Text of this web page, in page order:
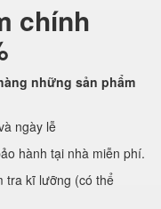
chính
những sản phẩm
ngày lễ
hành tại nhà miễn phí.
tra kĩ lưỡng (có thể